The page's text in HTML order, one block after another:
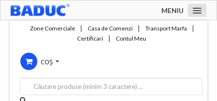
MENIU
Compania
Servicii
Productie
Zone Comerciale Casa de Comenzi
Transport Marfa
Certificari
Contul Meu
COȘ